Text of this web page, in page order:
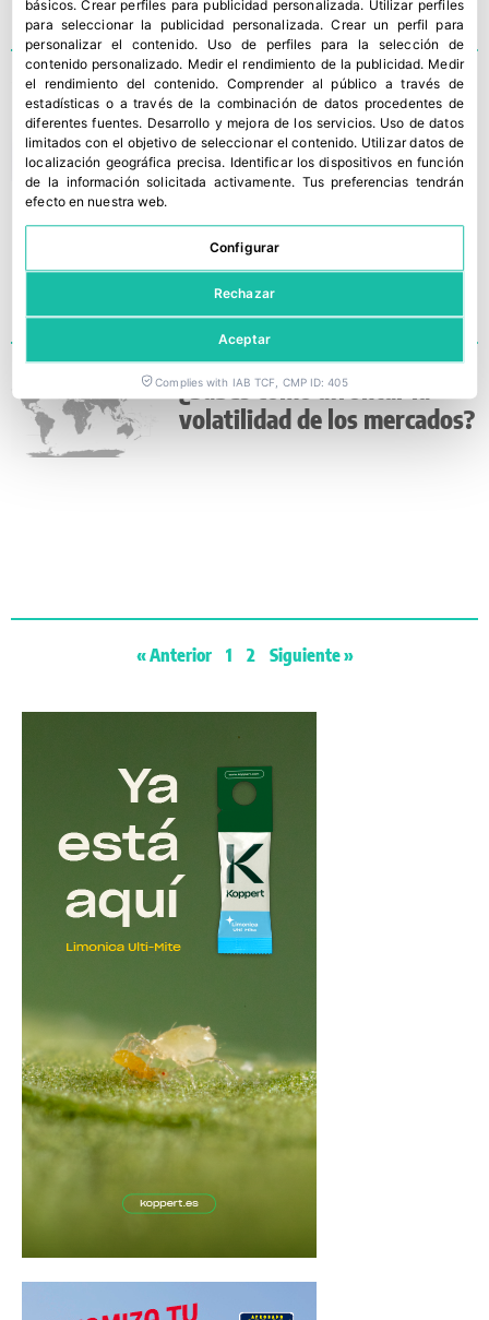
Los mercados esperan con
ansia la nueva cosecha de
ajo ante la situación de
desabastecimiento actual
¿Sabes cómo afrontar la
volatilidad de los mercados?
« Anterior 1 2 Siguiente »
básicos.Crear perfiles para publicidad personalizada. Utilizar perfiles
para seleccionar la publicidad personalizada.Crear un perfil para
personalizar el contenido. Uso de perfiles para la selección de
contenido personalizado. Medir el rendimiento de la publicidad. Medir
el rendimiento del contenido.Comprender al público a través de
estadísticas o a través de la combinación de datos procedentes de
diferentes fuentes. Desarrollo y mejora de los servicios. Uso de datos
limitados con el objetivo de seleccionar el contenido. Utilizar datos de
localización geográfica precisa. Identificar los dispositivos en función
de la información solicitada activamente. Tus preferencias tendrán
efecto en nuestra web.
Configurar
Rechazar
Aceptar
Complies with IAB TCF, CMP ID: 405